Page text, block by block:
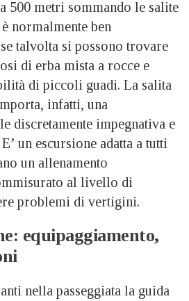
500 metri sommando le salite
normalmente ben
talvolta si possono trovare
di erba mista a rocce e
di piccoli guadi. La salita
infatti, una
discretamente impegnativa e
un escursione adatta a tutti
un allenamento
al livello di
problemi di vertigini.
equipaggiamento,
nella passeggiata la guida